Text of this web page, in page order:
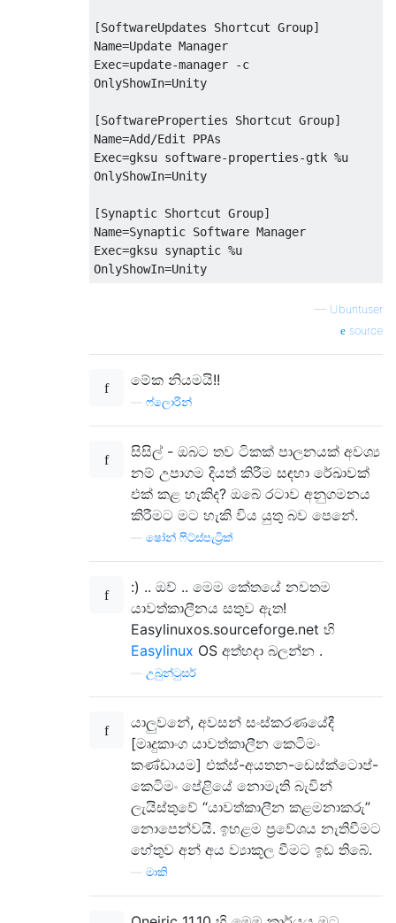
[SoftwareUpdates Shortcut Group]
Name=Update Manager
Exec=update-manager -c
OnlyShowIn=Unity
[SoftwareProperties Shortcut Group]
Name=Add/Edit PPAs
Exec=gksu software-properties-gtk %u
OnlyShowIn=Unity
[Synaptic Shortcut Group]
Name=Synaptic Software Manager
Exec=gksu synaptic %u
— Ubuntuser
source
මේක නියමයි!!
ෆ්ලොරින්
සිසිල් - ඔබට තව ටිකක් පාලනයක් අවශ්‍ය
නම් උපාගම දියත් කිරීම සඳහා රේඛාවක්
එක් කළ හැකිද? ඔබේ රටාව අනුගමනය
කිරීමට මට හැකි විය යුතු බව පෙනේ.
ෂෝන් ෆිට්ස්පැට්‍රික්
:) .. ඔව් .. මෙම කේතයේ නවතම
යාවත්කාලීනය සතුව ඇත!
Easylinuxos.sourceforge.net හි
Easylinux OS අත්හදා බලන්න .
උබුන්ටුසර්
යාලුවනේ, අවසන් සංස්කරණයේදී
[මෘදුකාංග යාවත්කාලීන කෙටිමං
කණ්ඩායම] එක්ස්-අයතන-ඩෙස්ක්ටොප්-
කෙටිමං පේළියේ නොමැති බැවින්
ලැයිස්තුවේ “යාවත්කාලීන කළමනාකරු”
නොපෙන්වයි. ඉහළම ප්‍රවේශය නැතිවීමට
හේතුව අන් අය ව්‍යාකූල වීමට ඉඩ තිබේ.
මාකි